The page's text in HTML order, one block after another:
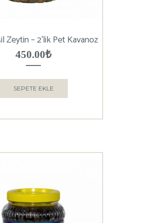
Zeytin – 2’lik Pet Kavanoz
450.00₺
SEPETE EKLE